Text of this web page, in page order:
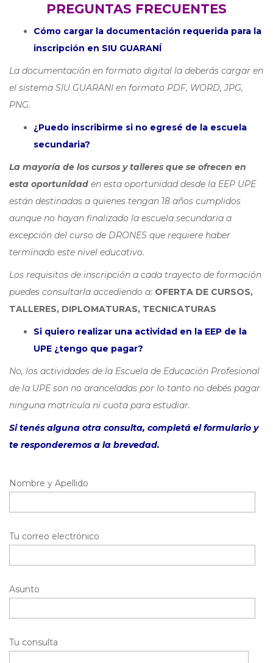
PREGUNTAS FRECUENTES
Cómo cargar la documentación requerida para la
inscripción en SIU GUARANÍ
La documentación en formato digital la deberás cargar en
el sistema SIU GUARANI en formato PDF, WORD, JPG,
PNG.
¿Puedo inscribirme si no egresé de la escuela
secundaria?
La mayoría de los cursos y talleres que se ofrecen en
esta oportunidad en esta oportunidad desde la EEP UPE
están destinadas a quienes tengan 18 años cumplidos
aunque no hayan finalizado la escuela secundaria a
excepción del curso de DRONES que requiere haber
terminado este nivel educativo.
Los requisitos de inscripción a cada trayecto de formación
puedes consultarla accediendo a: OFERTA DE CURSOS,
TALLERES, DIPLOMATURAS, TECNICATURAS
Si quiero realizar una actividad en la EEP de la
UPE ¿tengo que pagar?
No, los actividades de la Escuela de Educación Profesional
de la UPE son no aranceladas por lo tanto no debés pagar
ninguna matrícula ni cuota para estudiar.
Si tenés alguna otra consulta, completá el formulario y
te responderemos a la brevedad.
Nombre y Apellido
Tu correo electrónico
Asunto
Tu consulta